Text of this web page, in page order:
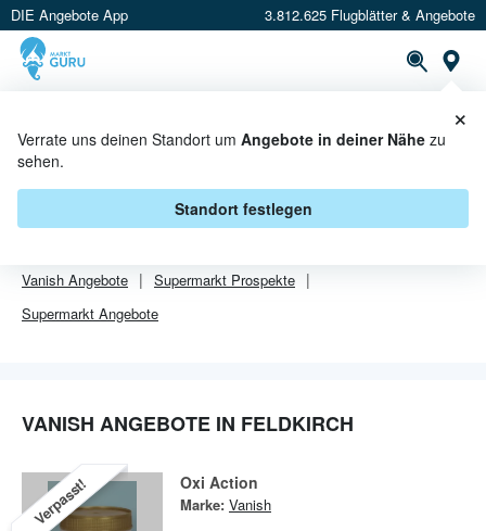
DIE Angebote App 3.812.625 Flugblätter & Angebote
Verrate uns deinen Standort um Angebote in deiner Nähe zu
sehen.
Standort festlegen
×
VANISH ANGEBOTE IN FELDKIRCH
VonVanishsind in Feldkirch leider alle Angebebote abgelaufen.
Vanish Angebote Supermarkt Prospekte
Supermarkt Angebote
VANISH ANGEBOTE IN FELDKIRCH
Verpasst! Oxi Action
Marke: Vanish